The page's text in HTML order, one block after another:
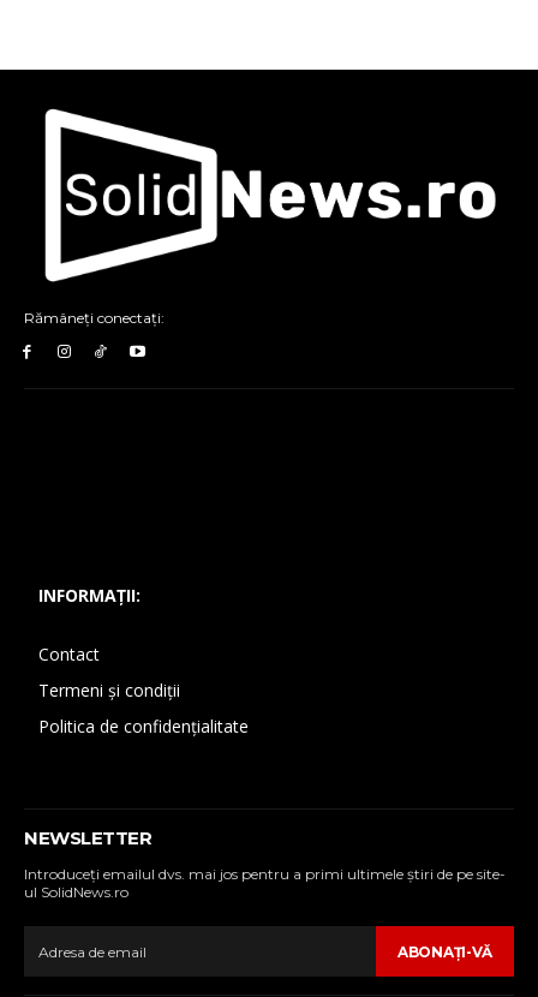
Rămâneți conectați:
INFORMAȚII:
Contact
Termeni și condiții
Politica de confidențialitate
NEWSLETTER
Introduceţi emailul dvs. mai jos pentru a primi ultimele ştiri de pe site-
ul SolidNews.ro
ABONAŢI-VĂ